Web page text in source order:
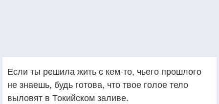
Если ты решила жить с кем-то, чьего прошлого
не знаешь, будь готова, что твое голое тело
выловят в Токийском заливе.